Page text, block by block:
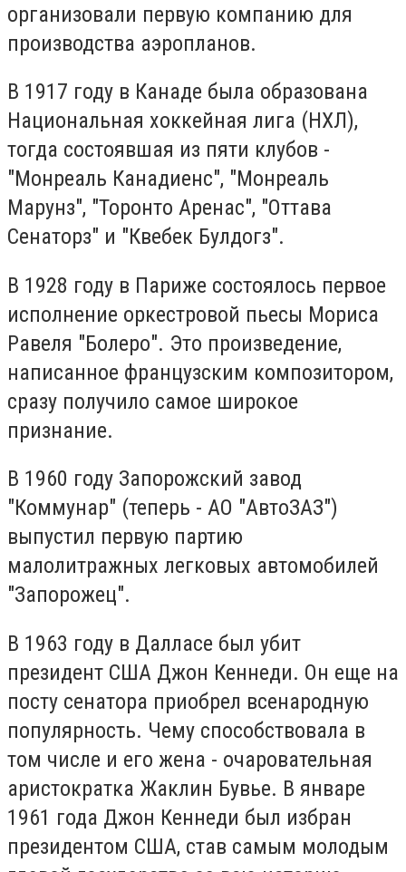
организовали первую компанию для
производства аэропланов.
В 1917 году в Канаде была образована
Национальная хоккейная лига (НХЛ),
тогда состоявшая из пяти клубов -
"Монреаль Канадиенс", "Монреаль
Марунз", "Торонто Аренас", "Оттава
Сенаторз" и "Квебек Булдогз".
В 1928 году в Париже состоялось первое
исполнение оркестровой пьесы Мориса
Равеля "Болеро". Это произведение,
написанное французским композитором,
сразу получило самое широкое
признание.
В 1960 году Запорожский завод
"Коммунар" (теперь - АО "АвтоЗАЗ")
выпустил первую партию
малолитражных легковых автомобилей
"Запорожец".
В 1963 году в Далласе был убит
президент США Джон Кеннеди. Он еще на
посту сенатора приобрел всенародную
популярность. Чему способствовала в
том числе и его жена - очаровательная
аристократка Жаклин Бувье. В январе
1961 года Джон Кеннеди был избран
президентом США, став самым молодым